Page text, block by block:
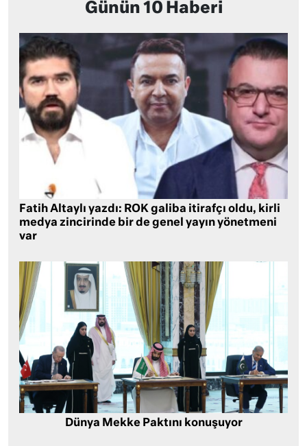
Günün 10 Haberi
Fatih Altaylı yazdı: ROK galiba itirafçı oldu, kirli
medya zincirinde bir de genel yayın yönetmeni
var
Dünya Mekke Paktını konuşuyor